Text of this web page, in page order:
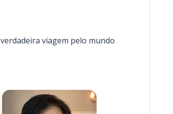
viagem pelo mundo